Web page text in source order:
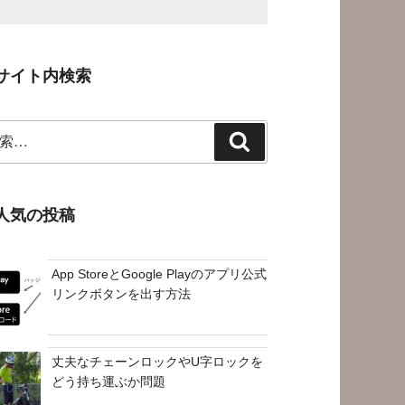
イト内検索
索
気の投稿
App StoreとGoogle Playのアプリ公式
リンクボタンを出す方法
丈夫なチェーンロックやU字ロックを
どう持ち運ぶか問題